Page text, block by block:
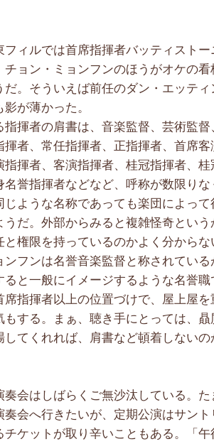
ィルでは首席指揮者バッティストー
チョン・ミョンフンのほうがオケの看
だ。そういえば前任のダン・エッティ
が薄かった。
揮者の肩書は、音楽監督、芸術監督
揮者、常任指揮者、正指揮者、首席客
指揮者、客演指揮者、桂冠指揮者、桂
名誉指揮者などなど、呼称が数限りな
じような名称であっても楽団によって
だ。外部からみると複雑怪奇という
と権限を持っているのかよく分からな
フンは名誉音楽監督と称されている
ると一般にイメージするような名誉職
席指揮者以上の位置づけで、屋上屋を
もする。まぁ、聴き手にとっては、贔
してくれれば、肩書など頓着しないの
会はしばらくご無沙汰している。た
奏会へ行きたいが、定期公演はサント
チケットが取り辛いこともある。「午